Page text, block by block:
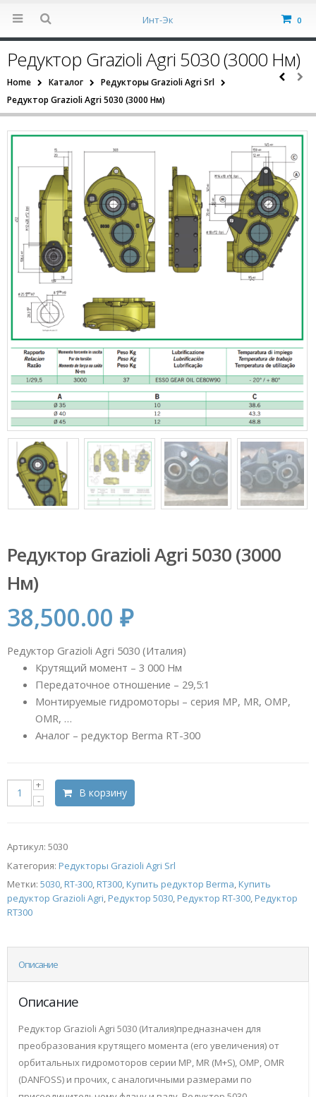
Инт-Эк 0
Редуктор Grazioli Agri 5030 (3000 Нм)
Home Каталог
Редукторы Grazioli Agri Srl
Редуктор Grazioli Agri 5030 (3000 Нм)
Редуктор Grazioli Agri 5030 (3000
Нм)
38,500.00 ₽
Редуктор Grazioli Agri 5030 (Италия)
Крутящий момент – 3 000 Нм
Передаточное отношение – 29,5:1
Монтируемые гидромоторы – серия MP, MR, OMP,
OMR, …
Аналог – редуктор Berma RT-300
В корзину
Артикул: 5030
Категория: Редукторы Grazioli Agri Srl
Метки: 5030,RT-300,RT300,Купить редуктор Berma,Купить
редуктор Grazioli Agri,Редуктор 5030,Редуктор RT-300,Редуктор
RT300
Описание
Описание
Редуктор Grazioli Agri 5030 (Италия)предназначен для
преобразования крутящего момента (его увеличения) от
орбитальных гидромоторов серии MP, MR (M+S), OMP, OMR
(DANFOSS) и прочих, с аналогичными размерами по